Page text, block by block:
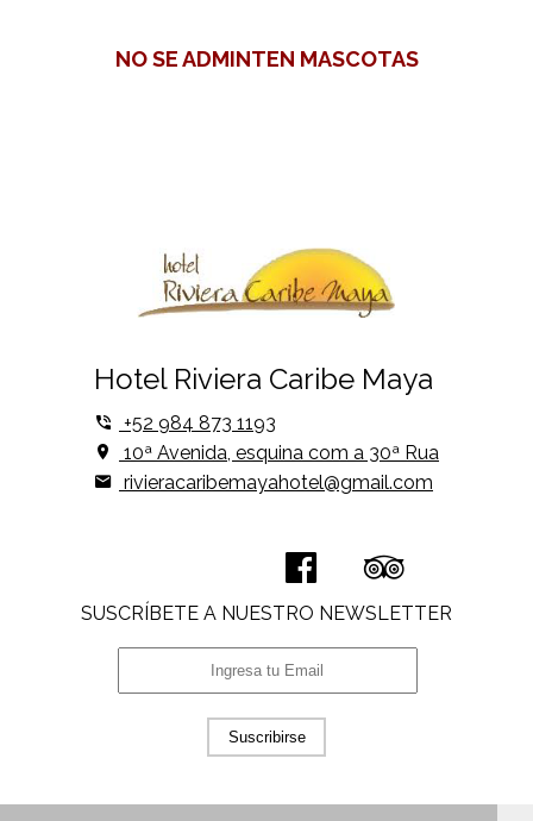
NO SE ADMINTEN MASCOTAS
Hotel Riviera Caribe Maya
+52 984 873 1193
10ª Avenida, esquina com a 30ª Rua
rivieracaribemayahotel@gmail.com
SUSCRÍBETE A NUESTRO NEWSLETTER
Suscribirse